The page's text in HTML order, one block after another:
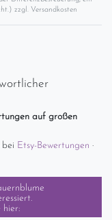
zzgl. Versandkosten
auf großen
bei Etsy-Bewertungen ·
hier: